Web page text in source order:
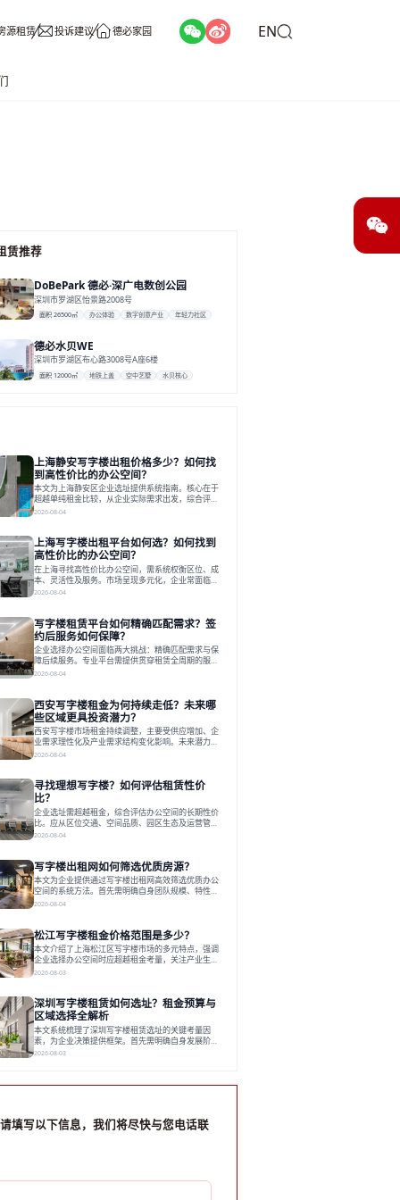
源租赁 投诉建议 德必家园 EN
赁推荐
DoBePark 德必·深广电数创公园
深圳市罗湖区怡景路2008号
面积 26500㎡ 办公体验 数字创意产业 年轻力社区
德必水贝WE
深圳市罗湖区布心路3008号A座6楼
面积 12000㎡ 地铁上盖 空中艺墅 水贝核心
上海静安写字楼出租价格多少？如何找
到高性价比的办公空间？
本文为上海静安区企业选址提供系统指南。核心在于
超越单纯租金比较，从企业实际需求出发，综合评估
交通、硬件、空间弹性、配套服务及产业生态等多维
升性价比，并通过不同规模企业的实际案例加以说
明。之后指出，专业运营服务商提供的稳定环境、社
群活动与产业集聚等增值服务，是很大化空间价值、
助力企业成长的关键。对于许多在
2026-08-04
上海写字楼出租平台如何选？如何找到
高性价比的办公空间？
在上海寻找高性价比办公空间，需系统权衡区位、成
本、灵活性及服务。市场呈现多元化，企业常面临租
赁流程复杂、隐性成本高等挑战。选择平台时，应评
区、灵活产品和丰富配套，满足不同企业需求。企业
应明确自身需求，实地考察，选择能支持长期发展、
提升竞争力的办公空间。在上海寻找合适的办公空
间，对于企业行政负责人、中小企业主
2026-08-04
写字楼租赁平台如何精确匹配需求？签
约后服务如何保障？
企业选择办公空间面临两大挑战：精确匹配需求与保
障后续服务。专业平台需提供贯穿租赁全周期的服
务，将企业从非核心事务中解放。精确匹配需结合企
的全周期保障体系。德必集团通过标准化服务与个性
化运营结合，以全国布局和产业生态圈为企业提供稳
定支持，体现了从信息撮合到深度服务的能力转变。
在为企业寻找办公空间的过程中，
2026-08-04
西安写字楼租金为何持续走低？未来哪
些区域更具投资潜力？
西安写字楼市场租金持续调整，主要受供应增加、企
业需求理性化及产业需求结构变化影响。未来潜力区
域集中在产业集聚、交利及城市更新地带，如高新区
运营方通过空间优化与社群服务，助力企业成长，推
动市场向多元化、高性价比方向发展。近年来，西安
写字楼市场呈现出租金持续调整的态势，这一现象引
发了的广泛关注。作为西部重要
2026-08-04
寻找理想写字楼？如何评估租赁性价
比？
企业选址需超越租金，综合评估办公空间的长期性价
比。应从区位交通、空间品质、园区生态及运营管理
四个核心维度权衡财务支出与长期价值回报。理想的
衡。对于许多正在成长或寻求稳定发展的企业而言，
寻找一处合适的办公空间是一项至关重要的决策。这
不仅关系到团队的日常工作效率与协作氛围，更直接
影响着企业的品牌形象、运营成本
2026-08-04
写字楼出租网如何筛选优质房源？
本文为企业提供通过写字楼出租网高效筛选优质办公
空间的系统方法。首先需明确自身团队规模、特性、
预算等核心需求。线上筛选时，应深入解读房源参
背景与持续服务能力。完成线上初选后，必须进行线
下实地验证，核对空间实景、测试设施、感受园区氛
围并确认合同条款，从而做出精确决策。在数字化时
代，写字楼出租网已成为企业寻找
2026-08-04
松江写字楼租金价格范围是多少？
本文介绍了上海松江区写字楼市场的多元特点，强调
企业选择办公空间时应超越租金考量，关注产业生态
与综合服务。文章分析了市场概况、影响空间价值的
建服务生态助力企业成长，建议企业系统评估需求与
长期价值，选择匹配的发展载体。对于许多寻求在上
海松江区设立或扩展办公空间的企业而言，了解该区
域的写字楼市场概况是决策的首先
2026-08-03
深圳写字楼租赁如何选址？租金预算与
区域选择全解析
本文系统梳理了深圳写字楼租赁选址的关键考量因
素，为企业决策提供框架。首先需明确自身发展阶
段、团队规模和文化特质等核心需求。深圳多中心商
业园注重生态与社群，适合文创、科技类企业。评估
址是综合性战略决策，旨在让办公
2026-08-03
请填写以下信息，我们将尽快与您电话联